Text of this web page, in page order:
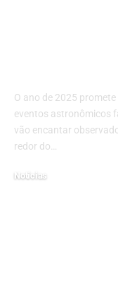
O ano de 2025
eventos astronômicos
vão encantar
redor do…
Notícias